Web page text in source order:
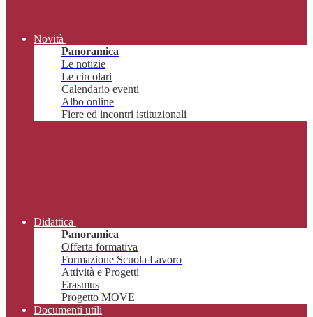
Novità
Panoramica
Le notizie
Le circolari
Calendario eventi
Albo online
Fiere ed incontri istituzionali
Didattica
Panoramica
Offerta formativa
Formazione Scuola Lavoro
Attività e Progetti
Erasmus
Progetto MOVE
Documenti utili